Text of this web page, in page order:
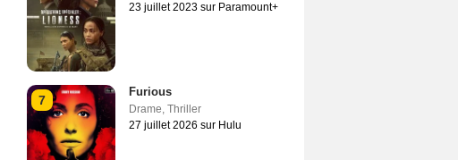
23 juillet 2023 sur Paramount+
7
Furious
Drame, Thriller
27 juillet 2026 sur Hulu